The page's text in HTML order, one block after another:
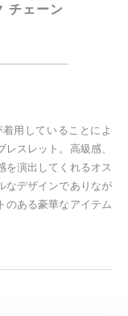
チェーン
用していることによ
スレット。高級感、
を演出してくれるオス
なデザインでありなが
のある豪華なアイテム